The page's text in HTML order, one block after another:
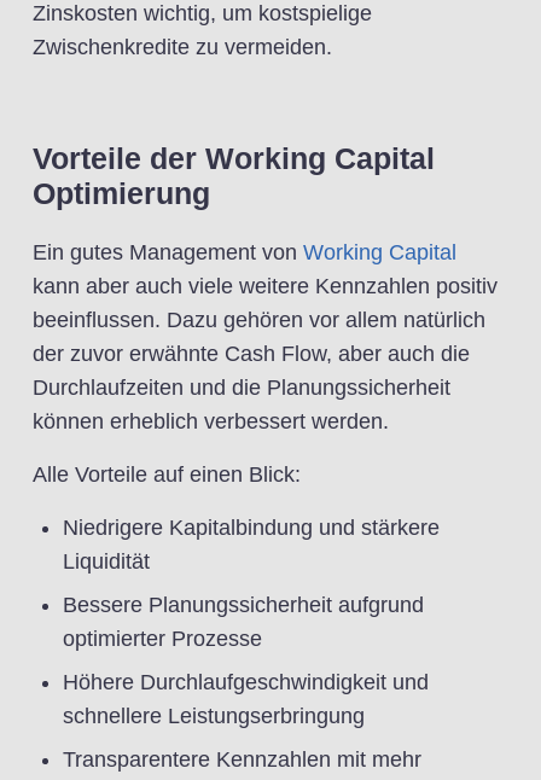
Zinskosten wichtig, um kostspielige
Zwischenkredite zu vermeiden.
Vorteile der Working Capital
Optimierung
Ein gutes Management von Working Capital
kann aber auch viele weitere Kennzahlen positiv
beeinflussen. Dazu gehören vor allem natürlich
der zuvor erwähnte Cash Flow, aber auch die
Durchlaufzeiten und die Planungssicherheit
können erheblich verbessert werden.
Alle Vorteile auf einen Blick:
Niedrigere Kapitalbindung und stärkere
Liquidität
Bessere Planungssicherheit aufgrund
optimierter Prozesse
Höhere Durchlaufgeschwindigkeit und
schnellere Leistungserbringung
Transparentere Kennzahlen mit mehr